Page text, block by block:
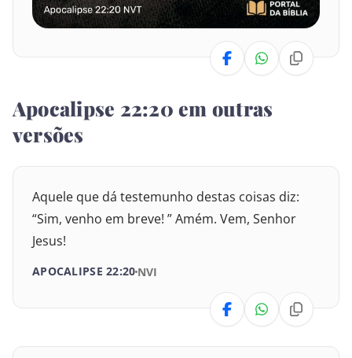
Números
Juízes
I Samuel
II Samuel
I Reis
II Reis
I Crônicas
Apocalipse 22:20 em outras
versões
Aquele que dá testemunho destas coisas diz:
“Sim, venho em breve! ” Amém. Vem, Senhor
Jesus!
APOCALIPSE 22:20NVI